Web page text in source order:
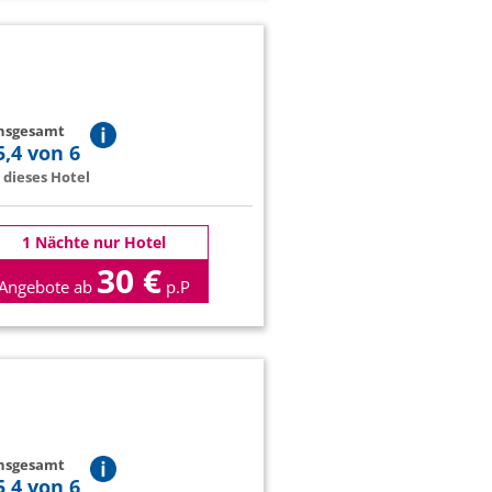
von 6
Hotel
1 Nächte nur Hotel
ab 30 € p.P
von 6